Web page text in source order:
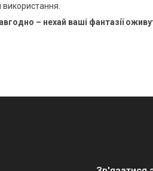
– нехай ваші фантазії